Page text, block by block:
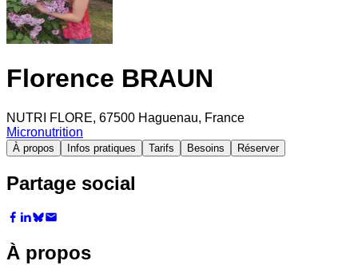
Florence BRAUN
NUTRI FLORE, 67500 Haguenau, France
Micronutrition
À propos Infos pratiques Tarifs Besoins Réserver
Partage social
À propos